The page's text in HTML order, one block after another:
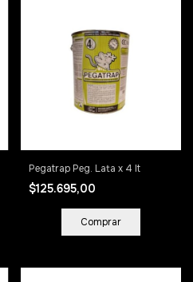
Pegatrap Peg. Lata x 4 lt
$125.695,00